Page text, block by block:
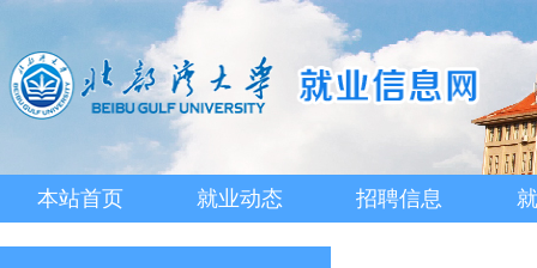
本站首页 就业动态 招聘信息